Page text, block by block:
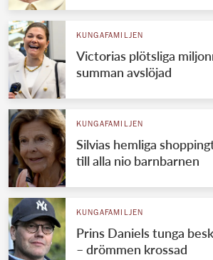
KUNGAFAMILJEN
Victorias plötsliga
summan avslöjad
KUNGAFAMILJEN
Silvias hemliga
till alla nio barnbarnen
KUNGAFAMILJEN
Prins Daniels tunga
– drömmen krossad